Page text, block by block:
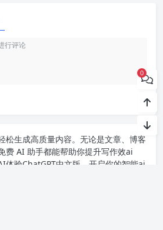
松生成高质量内容。无论是文章、博客
费 AI 助手都能帮助你提升写作效ai
体验ChatGPT中文版 ，开启你的智能ai
0